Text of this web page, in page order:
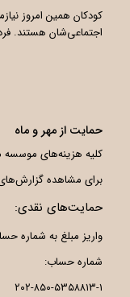
کودکان همین امروز
اجتماعی‌شان هستند.
حمایت از مهر و ماه
کلیه هزینه‌های
برای مشاهده
حمایت‌های نقدی:
واریز مبلغ به شماره
شماره حساب:
۲۰۲-۸۵۰-۵۳۵۸۸۱۳-۱